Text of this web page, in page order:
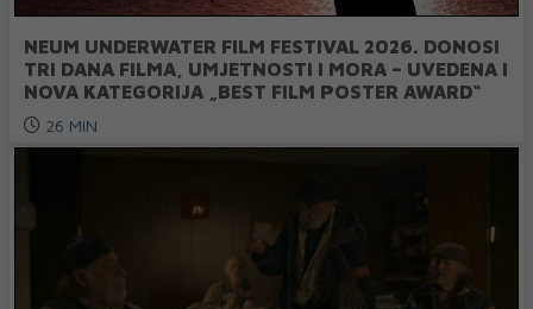
NEUM UNDERWATER FILM FESTIVAL 2026. DONOSI
TRI DANA FILMA, UMJETNOSTI I MORA – UVEDENA I
NOVA KATEGORIJA „BEST FILM POSTER AWARD“
26 MIN